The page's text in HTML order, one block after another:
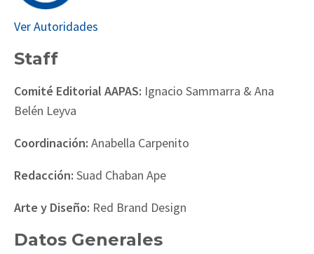
Ver Autoridades
Staff
Comité Editorial AAPAS: Ignacio Sammarra & Ana
Belén Leyva
Coordinación: Anabella Carpenito
Redacción: Suad Chaban Ape
Arte y Diseño: Red Brand Design
Datos Generales